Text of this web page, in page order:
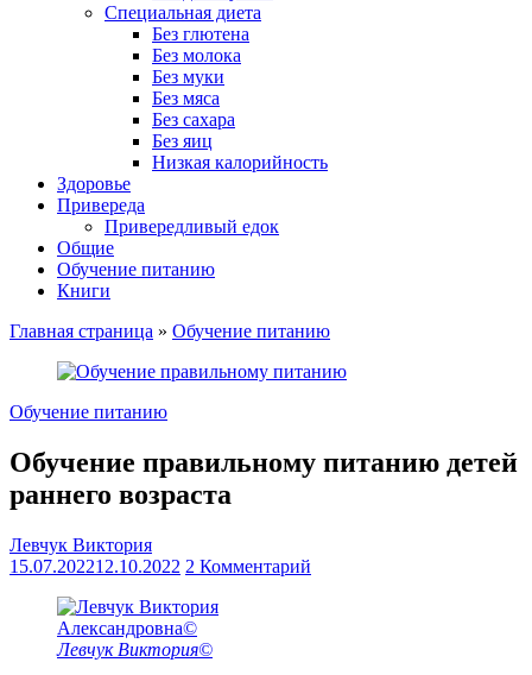
Специальная диета
Без глютена
Без молока
Без муки
Без мяса
Без сахара
Без яиц
Низкая калорийность
Здоровье
Привереда
Привередливый едок
Общие
Обучение питанию
Книги
Главная страница » Обучение питанию
Обучение питанию
Обучение правильному питанию детей
раннего возраста
Левчук Виктория
15.07.202212.10.2022 2 Комментарий
Левчук Виктория©